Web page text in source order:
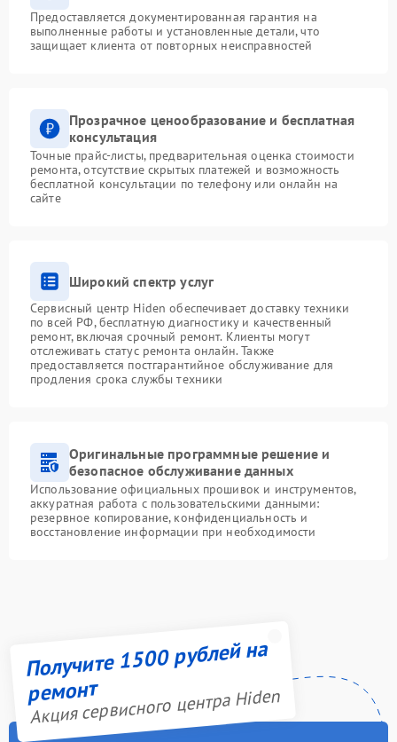
Предоставляется документированная гарантия на
выполненные работы и установленные детали, что
защищает клиента от повторных неисправностей
Прозрачное ценообразование и бесплатная
консультация
Точные прайс-листы, предварительная оценка стоимости
ремонта, отсутствие скрытых платежей и возможность
бесплатной консультации по телефону или онлайн на
сайте
Широкий спектр услуг
Сервисный центр Hiden обеспечивает доставку техники
по всей РФ, бесплатную диагностику и качественный
ремонт, включая срочный ремонт. Клиенты могут
отслеживать статус ремонта онлайн. Также
предоставляется постгарантийное обслуживание для
продления срока службы техники
Оригинальные программные решение и
безопасное обслуживание данных
Использование официальных прошивок и инструментов,
аккуратная работа с пользовательскими данными:
резервное копирование, конфиденциальность и
восстановление информации при необходимости
Получите 1500 рублей на
ремонт
Акция сервисного центра Hiden